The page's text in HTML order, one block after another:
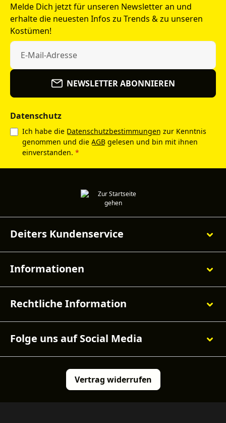
Melde Dich jetzt für unseren Newsletter an und
erhalte die neuesten Infos zu Trends & zu unseren
Kostümen!
NEWSLETTER ABONNIEREN
Datenschutz
Ich habe die Datenschutzbestimmungen zur Kenntnis
genommen und die AGB gelesen und bin mit ihnen
einverstanden. *
Deiters Kundenservice
Informationen
Rechtliche Information
Folge uns auf Social Media
Vertrag widerrufen